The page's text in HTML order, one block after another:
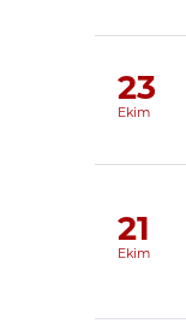
23
Ekim
21
Ekim